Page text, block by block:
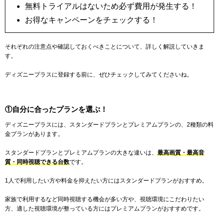
無料トライアルはないため必ず費用が発生する！
お得なキャンペーンをチェックする！
それぞれの注意点や確認しておくべきことについて、詳しく解説していきま
す。
ディズニープラスに登録する前に、ぜひチェックしてみてくださいね。
①自分に合ったプランを選ぶ！
ディズニープラスには、スタンダードプランとプレミアムプランの、2種類の料
金プランがあります。
スタンダードプランとプレミアムプランの大きな違いは、 最高画質・最高音
質・同時視聴できる台数です。
1人で利用したい方や料金を抑えたい方にはスタンダードプランがおすすめ。
家族で利用するなど同時視聴する機会が多い方や、視聴環境にこだわりたい
方、適した視聴環境が整っている方にはプレミアムプランがおすすめです。